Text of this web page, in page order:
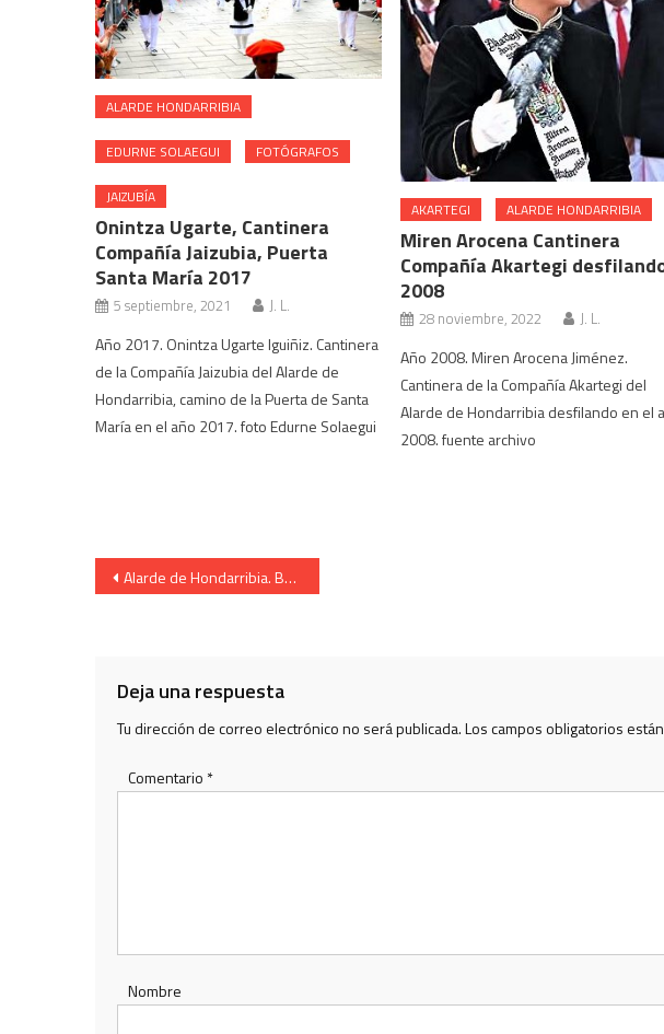
ALARDE HONDARRIBIA
EDURNE SOLAEGUI FOTÓGRAFOS
JAIZUBÍA
Onintza Ugarte, Cantinera
Compañía Jaizubia, Puerta
Santa María 2017
5 septiembre, 2021 J. L.
Año 2017. Onintza Ugarte Iguiñiz. Cantinera
de la Compañía Jaizubia del Alarde de
Hondarribia, camino de la Puerta de Santa
María en el año 2017. foto Edurne Solaegui
AKARTEGI ALARDE HONDARRIBIA
Miren Arocena Cantinera
Compañía Akartegi
2008
28 noviembre, 2022 J. L.
Año 2008. Miren Arocena Jiménez.
Cantinera de la Compañía Akartegi del
Alarde de Hondarribia desfilando en el
2008. fuente archivo
Navegación
Alarde de Hondarribia. Burgomaestre Melchor Sagarzazu Otegui
Deja una respuesta
Tu dirección de correo electrónico no será publicada.Los campos obligatorios
Comentario *
Nombre